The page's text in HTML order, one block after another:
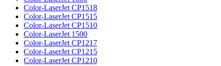
Color-LaserJet CP1518
Color-LaserJet CP1515
Color-LaserJet CP1510
Color-LaserJet 1500
Color-LaserJet CP1217
Color-LaserJet CP1215
Color-LaserJet CP1210